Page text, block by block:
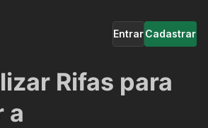
EntrarCadastrar
Rifas para
a